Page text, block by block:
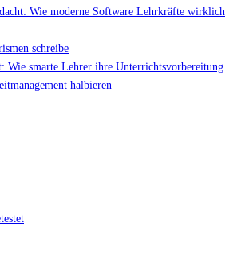
Wie moderne Software Lehrkräfte wirklich
schreibe
Wie smarte Lehrer ihre Unterrichtsvorbereitung
halbieren